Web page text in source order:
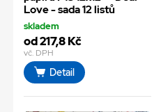
Love - sada 12 listů
skladem
od 217,8 Kč
vč. DPH
Detail